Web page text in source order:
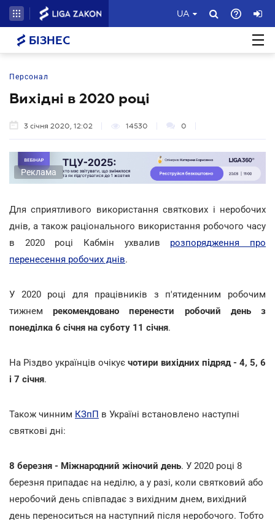
UA
БІЗНЕС
Персонал
Вихідні в 2020 році
3 січня 2020, 12:02 14530 0
Реклама
Для сприятливого використання святкових і неробочих
днів, а також раціонального використання робочого часу
в 2020 році Кабмін ухвалив розпорядження про
перенесення робочих днів.
У 2020 році для працівників з п'ятиденним робочим
тижнемрекомендовано перенести робочий день з
понеділка 6 січня на суботу 11 січня.
На Різдво українців очікує чотири вихідних підряд - 4, 5, 6
і 7 січня.
Також чинним КЗпП в Україні встановлено наступні
святкові дні:
8 березня - Міжнародний жіночий день. У 2020 році 8
березня припадає на неділю, а у разі, коли святковий або
неробочий день співпадає з вихідним днем, вихідний
день переноситься на наступний після неробочого. Тобто